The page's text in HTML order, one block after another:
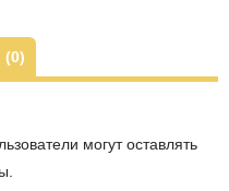
могут оставлять